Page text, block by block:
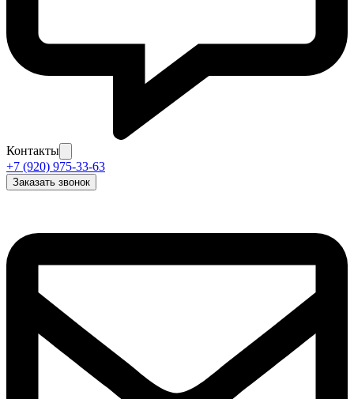
Контакты
+7 (920) 975-33-63
Заказать звонок